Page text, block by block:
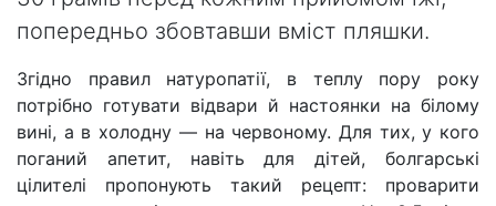
попередньо збовтавши вміст пляшки.
Згідно правил натуропатії, в теплу пору року
потрібно готувати відвари й настоянки на білому
вині, а в холодну — на червоному. Для тих, у кого
поганий апетит, навіть для дітей, болгарські
цілителі пропонують такий рецепт: проварити